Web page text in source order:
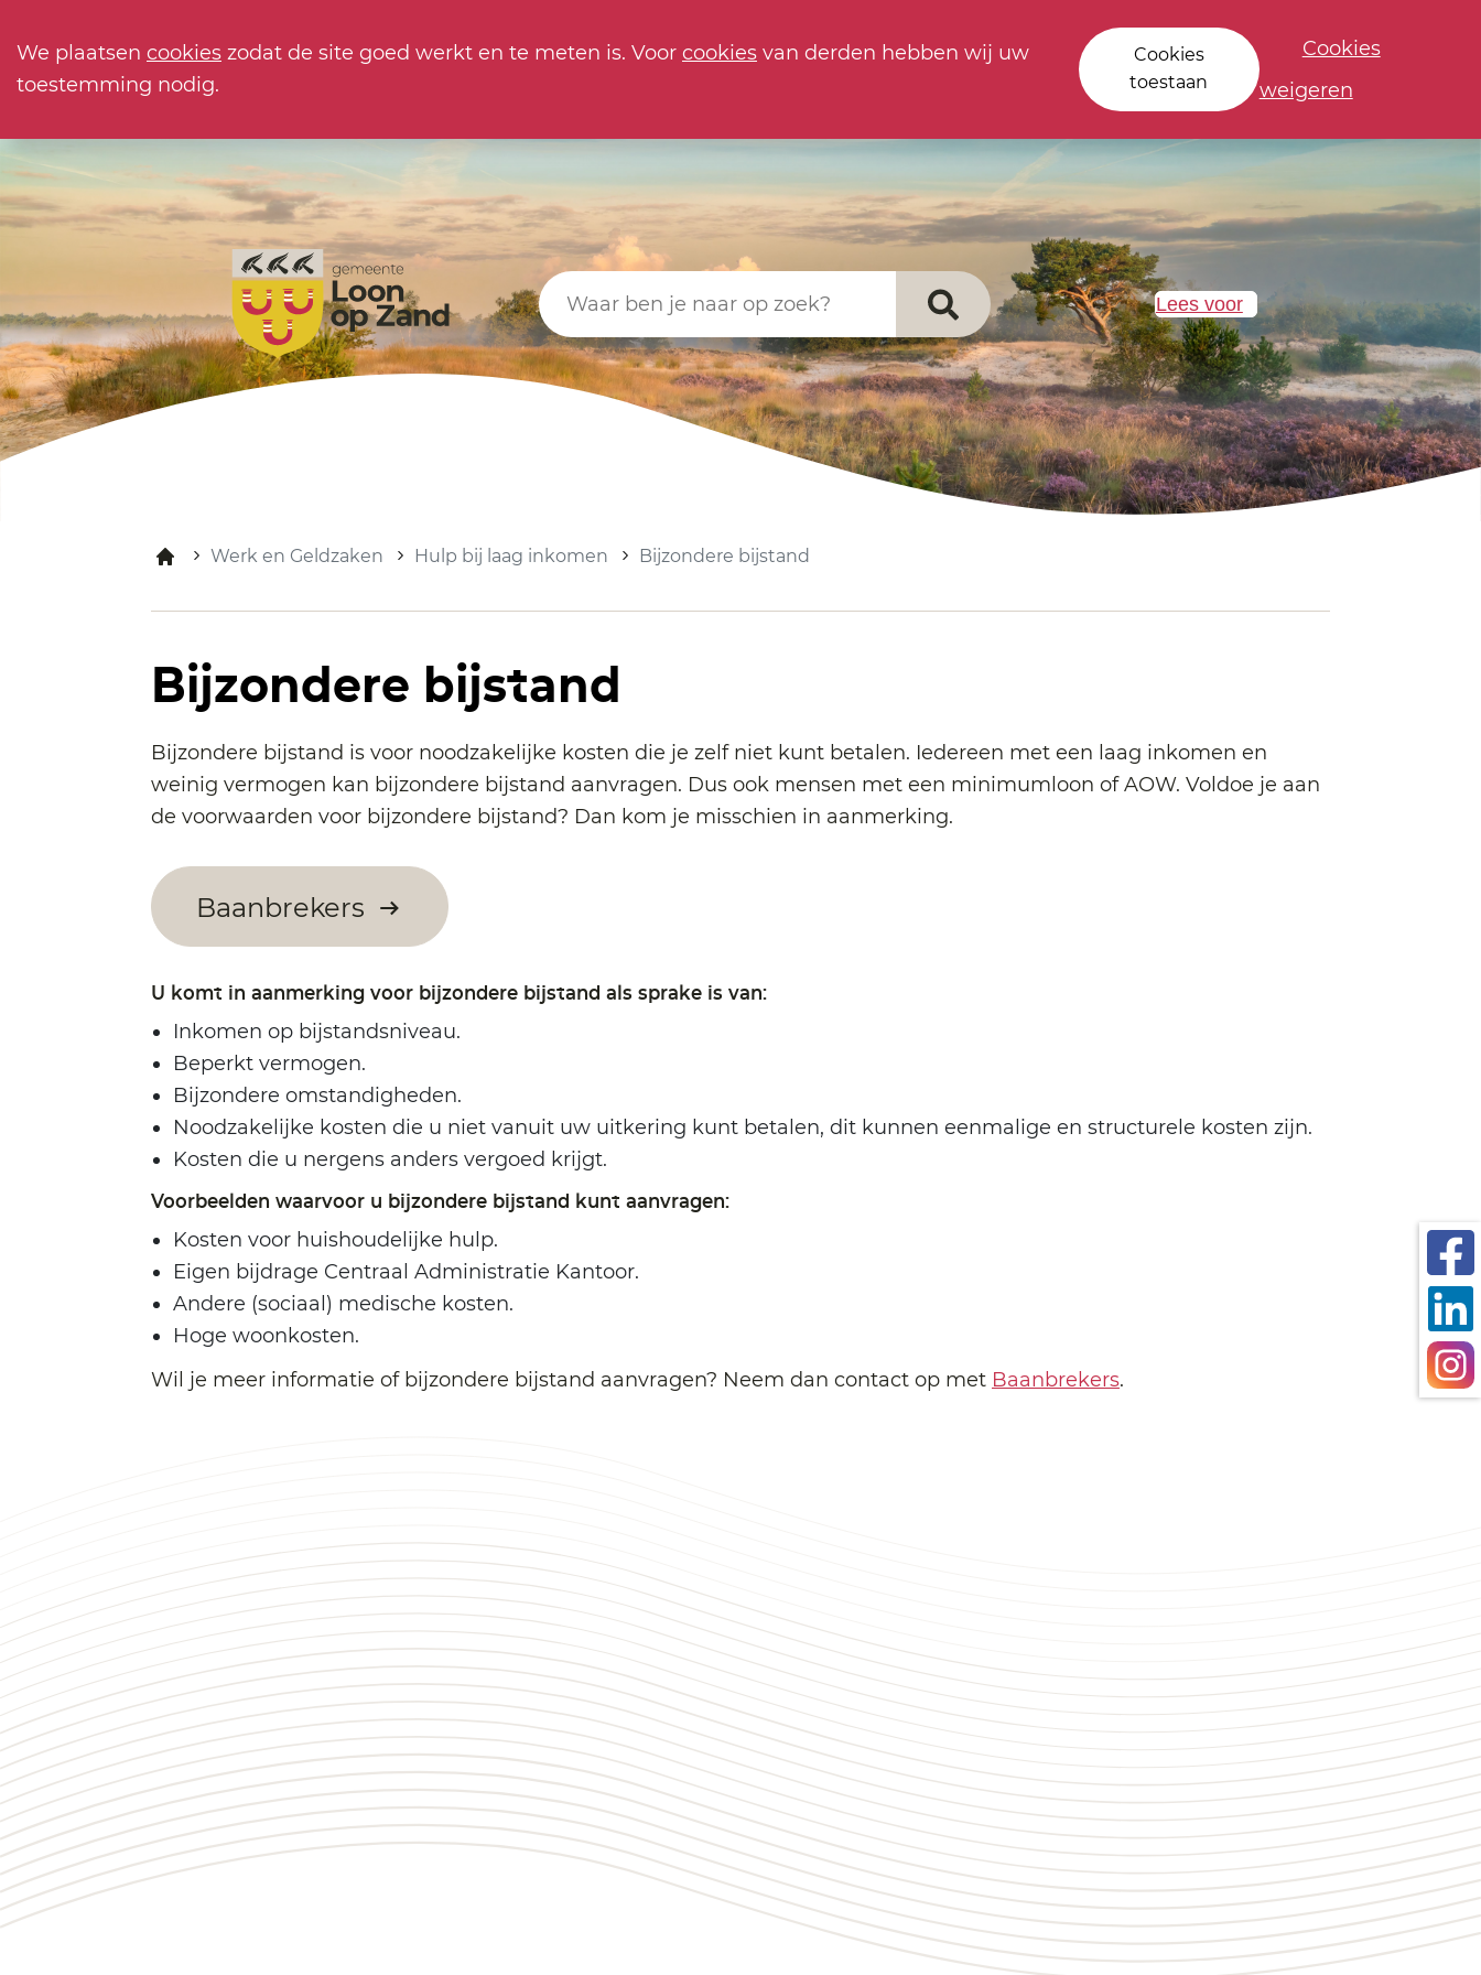
We plaatsen cookies zodat de site goed werkt en te meten is. Voor cookies van derden hebben wij uw
toestemming nodig.
Cookies
toestaan
Cookies
weigeren
Waar ben je naar op zoek?
Lees voor
Werk en Geldzaken Hulp bij laag inkomen Bijzondere bijstand
Bijzondere bijstand
Bijzondere bijstand is voor noodzakelijke kosten die je zelf niet kunt betalen. Iedereen met een laag inkomen en
weinig vermogen kan bijzondere bijstand aanvragen. Dus ook mensen met een minimumloon of AOW. Voldoe je aan
de voorwaarden voor bijzondere bijstand? Dan kom je misschien in aanmerking.
Baanbrekers
U komt in aanmerking voor bijzondere bijstand als sprake is van:
Inkomen op bijstandsniveau.
Beperkt vermogen.
Bijzondere omstandigheden.
Noodzakelijke kosten die u niet vanuit uw uitkering kunt betalen, dit kunnen eenmalige en structurele kosten zijn.
Kosten die u nergens anders vergoed krijgt.
Voorbeelden waarvoor u bijzondere bijstand kunt aanvragen:
Kosten voor huishoudelijke hulp.
Eigen bijdrage Centraal Administratie Kantoor.
Andere (sociaal) medische kosten.
Hoge woonkosten.
Wil je meer informatie of bijzondere bijstand aanvragen? Neem dan contact op met Baanbrekers.